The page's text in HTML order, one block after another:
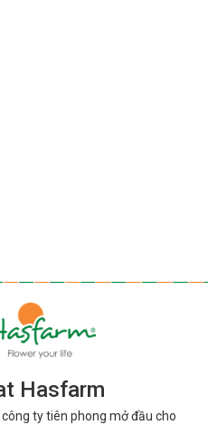
Hasfarm
ty tiên phong mở đầu cho